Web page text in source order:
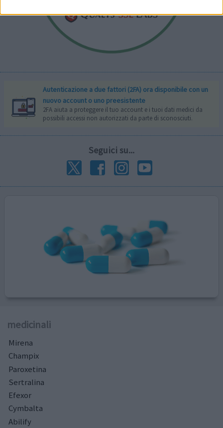
Autenticazione a due fattori (2FA) ora disponibile con un
nuovo account o uno preesistente
2FA aiuta a proteggere il tuo account e i tuoi dati medici da
possibili accessi non autorizzati da parte di sconosciuti.
Seguici su...
medicinali
Mirena
Champix
Paroxetina
Sertralina
Efexor
Cymbalta
Abilify